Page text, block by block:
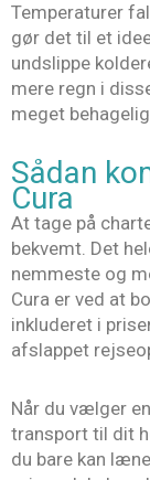
Temperaturer
gør det til et
undslippe
mere regn i
meget
Sådan
Cura
At tage på
bekvemt. Det
nemmeste og
Cura er ved at
inkluderet i
afslappet
Når du vælger
transport til dit
du bare kan